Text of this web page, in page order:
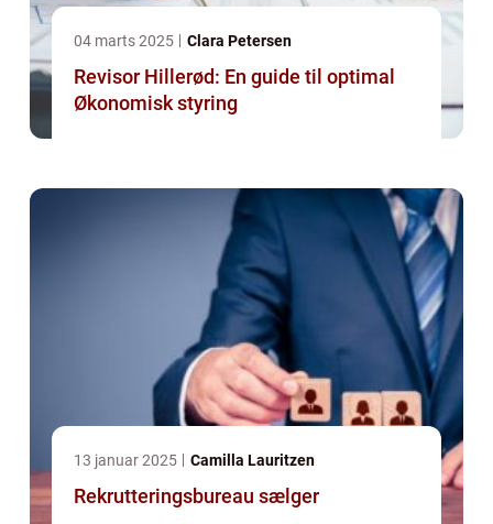
04 marts 2025 Clara Petersen
Revisor Hillerød: En guide til optimal
Økonomisk styring
13 januar 2025 Camilla Lauritzen
Rekrutteringsbureau sælger